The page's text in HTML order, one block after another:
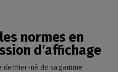
normes en
d'affichage
dernier-né de sa gamme